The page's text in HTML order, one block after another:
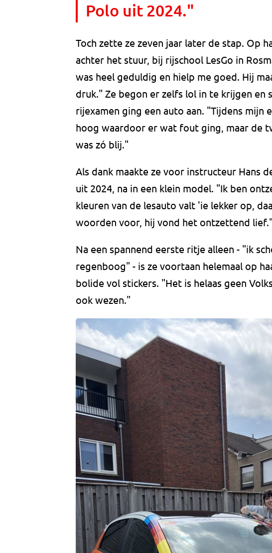
Polo uit 2024."
Toch zette ze zeven jaar later de stap. Op
achter het stuur, bij rijschool LesGo in
was heel geduldig en hielp me goed. Hij
druk." Ze begon er zelfs lol in te krijgen en
rijexamen ging een auto aan. "Tijdens mijn
hoog waardoor er wat fout ging, maar de
was zó blij."
Als dank maakte ze voor instructeur Hans
uit 2024, na in een klein model. "Ik ben
kleuren van de lesauto valt 'ie lekker op,
woorden voor, hij vond het ontzettend lief."
Na een spannend eerste ritje alleen - "ik
regenboog" - is ze voortaan helemaal op
bolide vol stickers. "Het is helaas geen
ook wezen."